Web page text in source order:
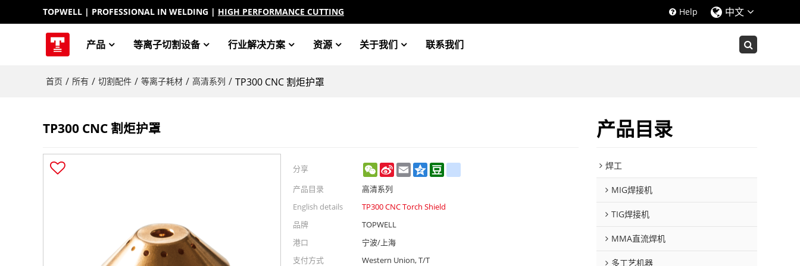
TOPWELL | PROFESSIONAL IN WELDING | HIGH PERFORMANCE CUTTING Help 中文
产品 等离子切割设备 行业解决方案 资源 关于我们 联系我们
首页 / 所有 / 切割配件 / 等离子耗材 / 高清系列 / TP300 CNC 割炬护罩
TP300 CNC 割炬护罩
分享 WeChat
Sina
Weibo
Email Qzone
产品目录
高清系列
English details
TP300 CNC Torch Shield
品牌
TOPWELL
港口
宁波/上海
支付方式
Western Union, T/T
产品目录
焊工
MIG焊接机
TIG焊接机
MMA直流焊机
多工艺机器